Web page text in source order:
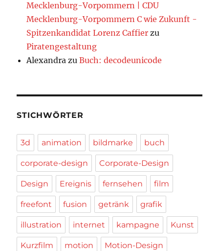
Mecklenburg-Vorpommern | CDU
Mecklenburg-Vorpommern C wie Zukunft -
Spitzenkandidat Lorenz Caffier zu
Piratengestaltung
Alexandra zuBuch: decodeunicode
STICHWÖRTER
3d animation bildmarke buch
corporate-design Corporate-Design
Design Ereignis fernsehen film
freefont fusion getränk grafik
illustration internet kampagne Kunst
Kurzfilm motion Motion-Design